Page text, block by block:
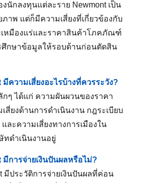
นักลงทุนแต่ละราย Newmont เป็น
าพ แต่ก็มีความเสี่ยงที่เกี่ยวข้องกับ
หมืองแร่และราคาสินค้าโภคภัณฑ์
กษาข้อมูลให้รอบด้านก่อนตัดสิน
มีความเสี่ยงอะไรบ้างที่ควรระวัง?
กๆ ได้แก่ ความผันผวนของราคา
สี่ยงด้านการดำเนินงาน กฎระเบียบ
ละความเสี่ยงทางการเมืองใน
ทดำเนินงานอยู่
มีการจ่ายเงินปันผลหรือไม่?
มีประวัติการจ่ายเงินปันผลที่ค่อน